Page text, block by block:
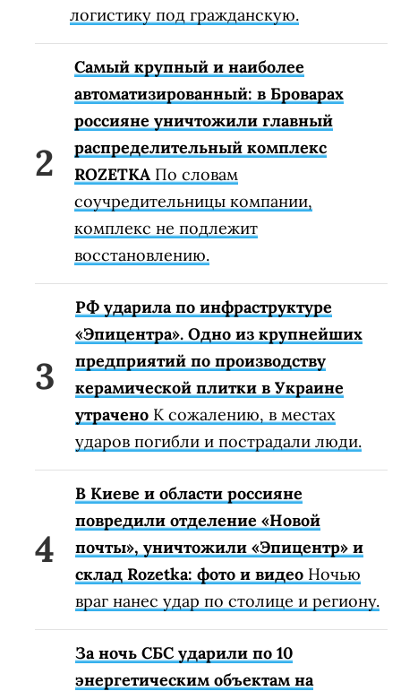
логистику под гражданскую.
Самый крупный и наиболее
автоматизированный: в Броварах
россияне уничтожили главный
распределительный комплекс
ROZETKA По словам
соучредительницы компании,
комплекс не подлежит
восстановлению.
РФ ударила по инфраструктуре
«Эпицентра». Одно из крупнейших
предприятий по производству
керамической плитки в Украине
утрачено К сожалению, в местах
ударов погибли и пострадали люди.
В Киеве и области россияне
повредили отделение «Новой
почты», уничтожили «Эпицентр» и
склад Rozetka: фото и видео Ночью
враг нанес удар по столице и региону.
За ночь СБС ударили по 10
энергетическим объектам на